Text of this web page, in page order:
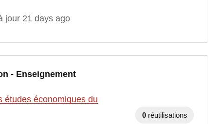
jour 21 days ago
- Enseignement
études économiques du
0 réutilisations